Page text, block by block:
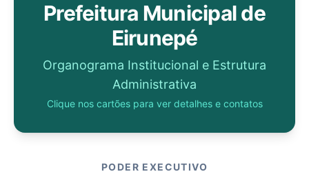
Prefeitura Municipal de
Eirunepé
Organograma Institucional e Estrutura
Administrativa
Clique nos cartões para ver detalhes e contatos
PODER EXECUTIVO